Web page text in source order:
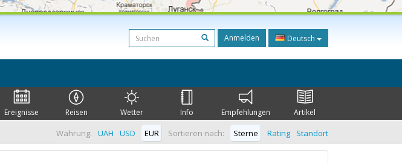
Anmelden Deutsch
Ereignisse Reisen Wetter Info Empfehlungen Artikel
Sortieren nach: Sterne Rating Standort
Währung: UAH USD EUR